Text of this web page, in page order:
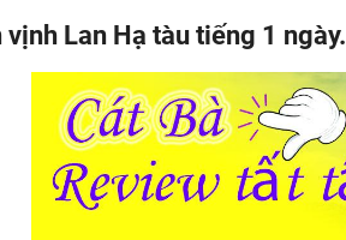
Lan Hạ tàu tiếng 1 ngày.